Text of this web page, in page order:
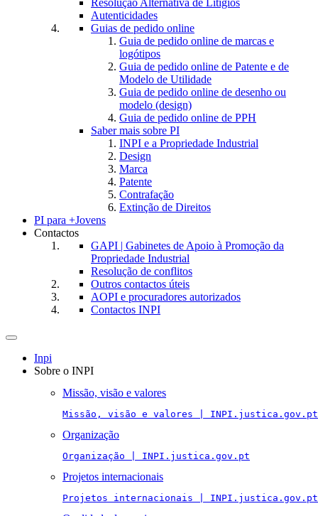
Resolução Alternativa de Litígios
Autenticidades
Guias de pedido online
Guia de pedido online de marcas e
logótipos
Guia de pedido online de Patente e de
Modelo de Utilidade
Guia de pedido online de desenho ou
modelo (design)
Guia de pedido online de PPH
Saber mais sobre PI
INPI e a Propriedade Industrial
Design
Marca
Patente
Contrafação
Extinção de Direitos
PI para +Jovens
Contactos
GAPI | Gabinetes de Apoio à Promoção da
Propriedade Industrial
Resolução de conflitos
Outros contactos úteis
AOPI e procuradores autorizados
Contactos INPI
Toggle
navigation
Inpi
Sobre o INPI
Missão, visão e valores
Missão, visão e valores | INPI.justica.gov.pt
Organização
Organização | INPI.justica.gov.pt
Projetos internacionais
Projetos internacionais | INPI.justica.gov.pt